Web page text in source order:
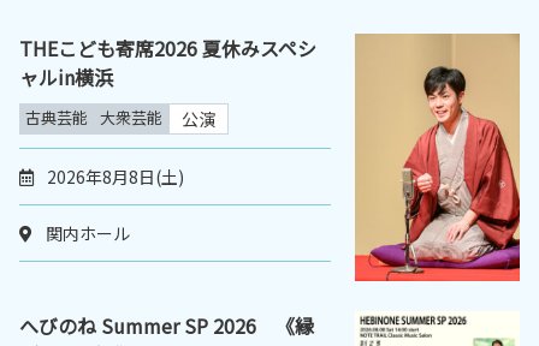
THEこども寄席2026 夏休みスペシ
ャルin横浜
古典芸能 大衆芸能 公演
2026年8月8日(土)
関内ホール
へびのね Summer SP 2026 《縁